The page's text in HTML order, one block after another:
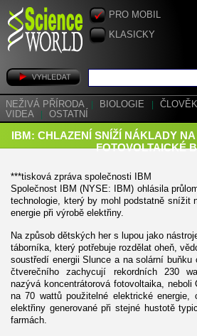
PRO MOBIL
KLASICKY
NEŽIVÁ PŘÍRODA BIOLOGIE ČLOVĚK
VIDEA
OSTATNÍ
IBM: CHLAZENÍ SNÍŽÍ NÁKLADY
FOTOVOLTAICKÉ
***tisková zpráva společnosti IBM
Společnost IBM (NYSE: IBM) ohlásila
technologie, který by mohl podstatně snížit
energie při výrobě elektřiny.
Na způsob dětských her s lupou jako
táborníka, který potřebuje rozdělat oheň,
soustředí energii Slunce a na solární buňku
čtverečního zachycují rekordních 230
nazývá koncentrátorová fotovoltaika, neboli
na 70 wattů použitelné elektrické energie,
elektřiny generované při stejné hustotě
farmách.